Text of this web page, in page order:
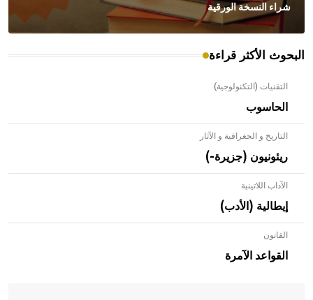
شراء النسخة الورقية
البحوث الأكثر قراءة
التقنيات (التكنولوجية)
الحاسوب
التاريخ و الجغرافية و الآثار
ريئونيون (جزيرة-)
الآداب اللاتينية
إيطالية (الأدب)
القانون
القواعد الآمرة
- هل تعلم أن الأبلق نوع من الفنون الهندسية التي ارتبطت
بالعمارة الإسلامية في بلاد الشام ومصر خاصة، حيث يحرص
المعمار على بناء مداميكه وخاصة في الواجهات